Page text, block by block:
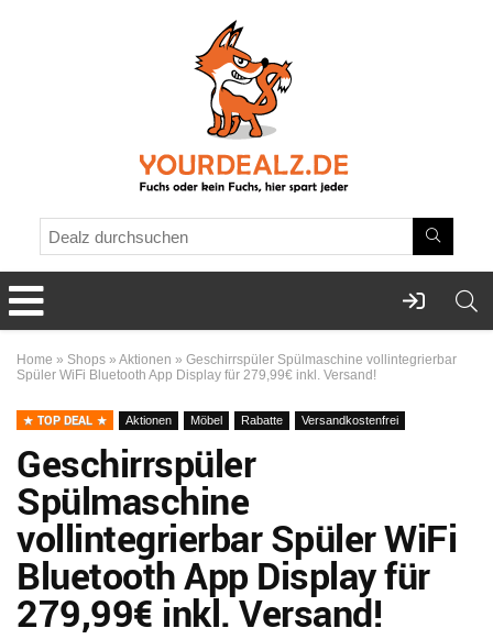
Home » Shops » Aktionen » Geschirrspüler Spülmaschine vollintegrierbar
Spüler WiFi Bluetooth App Display für 279,99€ inkl. Versand!
TOP DEAL Aktionen Möbel Rabatte Versandkostenfrei
Geschirrspüler
Spülmaschine
vollintegrierbar Spüler WiFi
Bluetooth App Display für
279,99€ inkl. Versand!